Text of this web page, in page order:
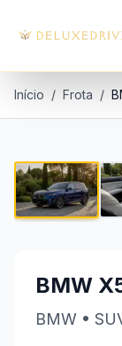
Início / Frota /
BMW
BMW •